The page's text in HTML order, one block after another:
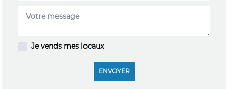
Je vends mes locaux
ENVOYER